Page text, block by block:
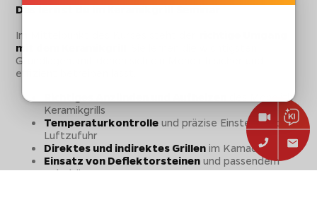
Das lernst du im Keramikgrill Seminar
Im Mittelpunkt des Kurses steht der
mit dem Keramikgrill
Grundlagen, mit denen sich ein Monolith sicher und
effizient betreiben lässt.
des Monolith
Keramikgrills
Temperaturkontrolle und präzise Einstellung der
Luftzufuhr
Direktes und indirektes Grillen im Kamado
Einsatz von Deflektorsteinen und passendem
Zubehör